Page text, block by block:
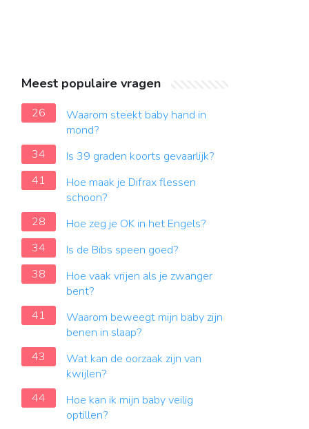
Meest populaire vragen
26
Waarom steekt baby hand in
mond?
34
Is 39 graden koorts gevaarlijk?
41
Hoe maak je Difrax flessen
schoon?
28
Hoe zeg je OK in het Engels?
34
Is de Bibs speen goed?
38
Hoe vaak vrijen als je zwanger
bent?
41
Waarom beweegt mijn baby zijn
benen in slaap?
43
Wat kan de oorzaak zijn van
kwijlen?
44
Hoe kan ik mijn baby veilig
optillen?